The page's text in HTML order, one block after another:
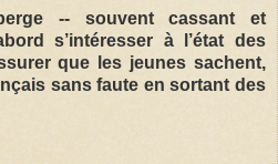
-- souvent cassant et
s’intéresser à l’état des
que les jeunes sachent,
sans faute en sortant des